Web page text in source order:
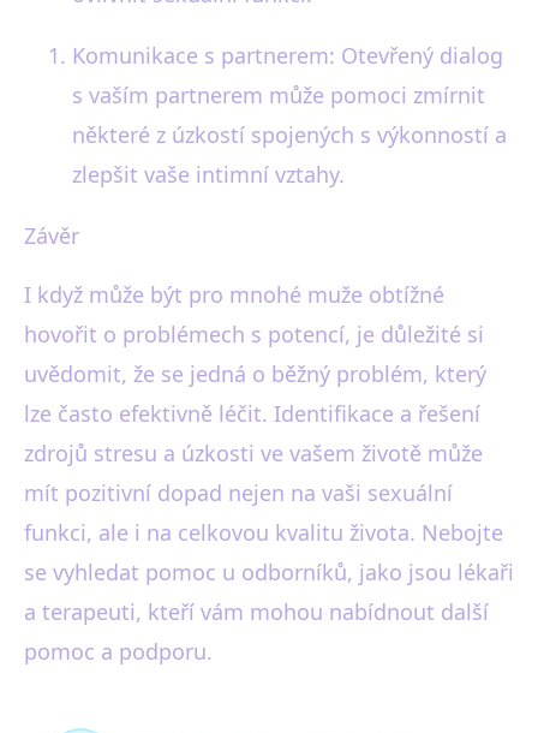
Komunikace s partnerem: Otevřený dialog
s vaším partnerem může pomoci zmírnit
některé z úzkostí spojených s výkonností a
zlepšit vaše intimní vztahy.
Závěr
I když může být pro mnohé muže obtížné
hovořit o problémech s potencí, je důležité si
uvědomit, že se jedná o běžný problém, který
lze často efektivně léčit. Identifikace a řešení
zdrojů stresu a úzkosti ve vašem životě může
mít pozitivní dopad nejen na vaši sexuální
funkci, ale i na celkovou kvalitu života. Nebojte
se vyhledat pomoc u odborníků, jako jsou lékaři
a terapeuti, kteří vám mohou nabídnout další
pomoc a podporu.